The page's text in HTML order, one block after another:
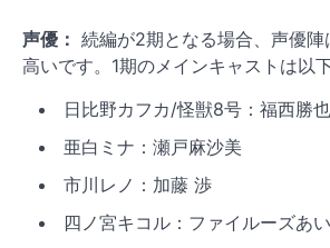
声優： 続編が2期となる場合、声優
高いです。1期のメインキャストは以
日比野カフカ/怪獣8号：福西勝也
亜白ミナ：瀬戸麻沙美
市川レノ：加藤 渉
四ノ宮キコル：ファイルーズあい